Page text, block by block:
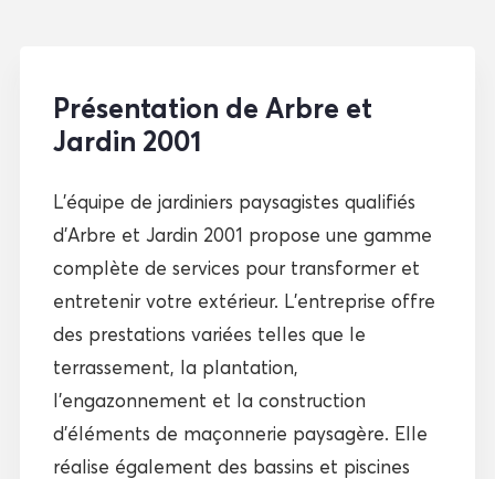
Présentation de Arbre et
Jardin 2001
L’équipe de jardiniers paysagistes qualifiés
d’Arbre et Jardin 2001 propose une gamme
complète de services pour transformer et
entretenir votre extérieur. L’entreprise offre
des prestations variées telles que le
terrassement, la plantation,
l’engazonnement et la construction
d’éléments de maçonnerie paysagère. Elle
réalise également des bassins et piscines